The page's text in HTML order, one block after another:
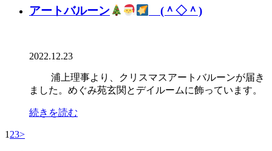
アートバルーン (＾◇＾)
2022.12.23
浦上理事より、クリスマスアートバルーンが届き
ました。めぐみ苑玄関とデイルームに飾っています。
続きを読む
1 23>